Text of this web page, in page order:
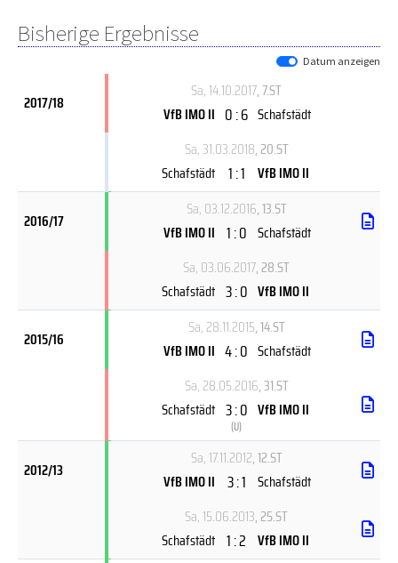
Bisherige Ergebnisse
Datum anzeigen
2017/18
Sa, 14.10.2017, 7.ST
VfB IMO II 0 : 6 Schafstädt
Sa, 31.03.2018, 20.ST
Schafstädt
1 : 1 VfB IMO II
2016/17
Sa, 03.12.2016, 13.ST
VfB IMO II 1 : 0 Schafstädt
Sa, 03.06.2017, 28.ST
Schafstädt 3 : 0 VfB IMO II
2015/16
Sa, 28.11.2015, 14.ST
VfB IMO II 4 : 0 Schafstädt
Sa, 28.05.2016, 31.ST
Schafstädt 3 : 0
(U)
VfB IMO II
2012/13
Sa, 17.11.2012, 12.ST
VfB IMO II 3 : 1 Schafstädt
Sa, 15.06.2013, 25.ST
Schafstädt 1 : 2 VfB IMO II